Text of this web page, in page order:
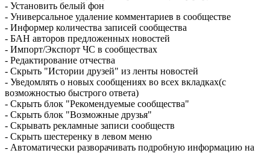
- Установить белый фон
- Универсальное удаление комментариев в сообществе
- Информер количества записей сообщества
- БАН авторов предложенных новостей
- Импорт/Экспорт ЧС в сообществах
- Редактирование отчества
- Скрыть "Истории друзей" из ленты новостей
- Уведомлять о новых сообщениях во всех вкладках(с
возможностью быстрого ответа)
- Скрыть блок "Рекомендуемые сообщества"
- Скрыть блок "Возможные друзья"
- Скрывать рекламные записи сообществ
- Скрыть шестеренку в левом меню
- Автоматически разворачивать подробную информацию на